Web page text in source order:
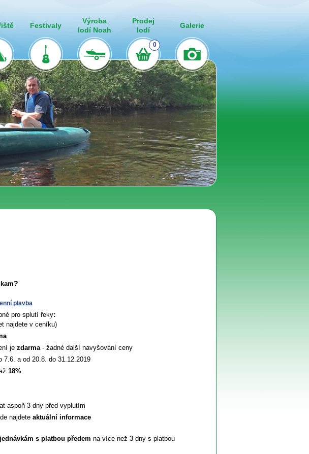
Festivaly
Výroba
lodí Noah
Prodej
lodí
0
Galerie
?
plavba
pro splutí řeky:
najdete v ceníku)
je zdarma- žadné další navyšování ceny
a od 20.8. do 31.12.2019
18%
aspoň 3 dny před vyplutím
najdete aktuální informace
s platbou předem na více než 3 dny s platbou